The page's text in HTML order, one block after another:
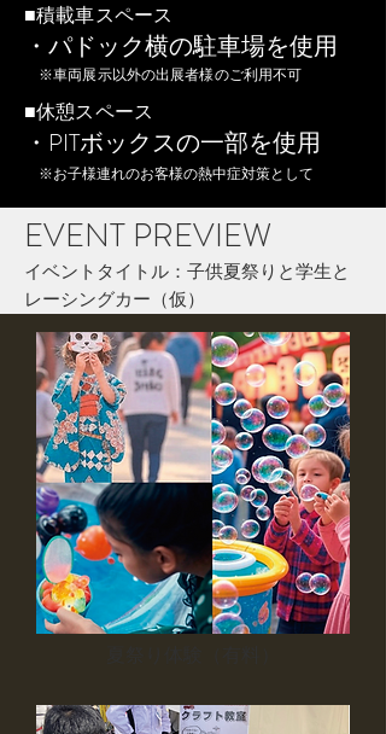
■積載車スペース
・パドック横の駐車場を使用
※車両展示以外の出展者様のご利用不可
■休憩スペース
・PITボックスの一部を使用
※お子様連れのお客様の熱中症対策として
EVENT PREVIEW
イベントタイトル：子供夏祭りと学生と
レーシングカー（仮）